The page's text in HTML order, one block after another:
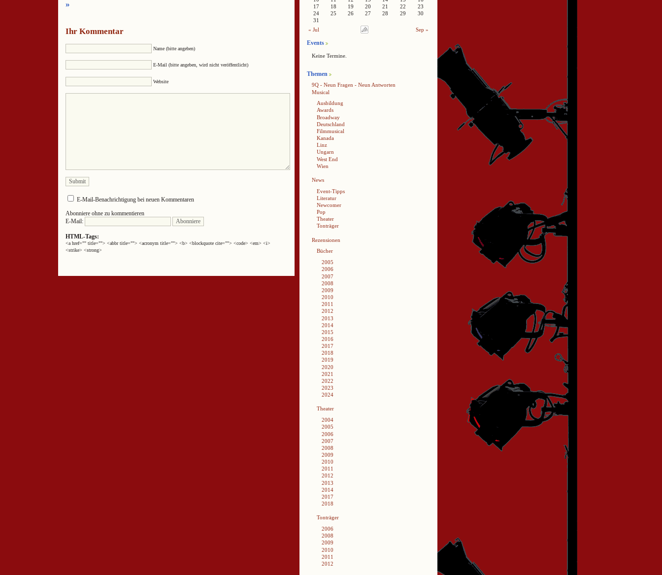
»
Ihr Kommentar
Name (bitte angeben)
E-Mail (bitte angeben, wird nicht veröffentlicht)
Website
E-Mail-Benachrichtigung bei neuen Kommentaren
Abonniere ohne zu kommentieren
E-Mail:
HTML-Tags:
<a href="" title=""> <abbr title=""> <acronym title=""> <b> <blockquote cite=""> <code> <em> <i>
<strike> <strong>
17
18 19 20 21 22
23
24
25 26 27 28 29
30
31
« Jul
Sep »
Events
Keine Termine.
Themen
9Q - Neun Fragen - Neun Antworten
Musical
Ausbildung
Awards
Broadway
Deutschland
Filmmusical
Kanada
Linz
Ungarn
West End
Wien
News
Event-Tipps
Literatur
Newcomer
Pop
Theater
Tonträger
Rezensionen
Bücher
2005
2006
2007
2008
2009
2010
2011
2012
2013
2014
2015
2016
2017
2018
2019
2020
2021
2022
2023
2024
Theater
2004
2005
2006
2007
2008
2009
2010
2011
2012
2013
2014
2017
2018
Tonträger
2006
2008
2009
2010
2011
2012